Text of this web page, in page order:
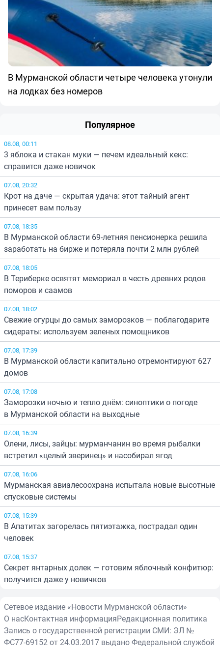
В Мурманской области четыре человека утонули
на лодках без номеров
Популярное
08.08, 00:11
3 яблока и стакан муки — печем идеальный кекс:
справится даже новичок
07.08, 20:32
Крот на даче — скрытая удача: этот тайный агент
принесет вам пользу
07.08, 18:35
В Мурманской области 69-летняя пенсионерка решила
заработать на бирже и потеряла почти 2 млн рублей
07.08, 18:05
В Териберке освятят мемориал в честь древних родов
поморов и саамов
07.08, 18:02
Свежие огурцы до самых заморозков — поблагодарите
сидераты: используем зеленых помощников
07.08, 17:39
В Мурманской области капитально отремонтируют 627
домов
07.08, 17:08
Заморозки ночью и тепло днём: синоптики о погоде
в Мурманской области на выходные
07.08, 16:39
Олени, лисы, зайцы: мурманчанин во время рыбалки
встретил «целый зверинец» и насобирал ягод
07.08, 16:06
Мурманская авиалесоохрана испытала новые высотные
спусковые системы
07.08, 15:39
В Апатитах загорелась пятиэтажка, пострадал один
человек
07.08, 15:37
Секрет янтарных долек — готовим яблочный конфитюр:
получится даже у новичков
Сетевое издание «Новости Мурманской области»
О насКонтактная информацияРедакционная политика
Запись о государственной регистрации СМИ: ЭЛ №
ФС77-69152 от 24.03.2017 выдано Федеральной службой